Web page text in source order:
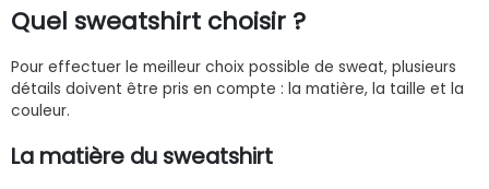
Quel sweatshirt choisir ?
Pour effectuer le meilleur choix possible de sweat, plusieurs
détails doivent être pris en compte : la matière, la taille et la
couleur.
La matière du sweatshirt